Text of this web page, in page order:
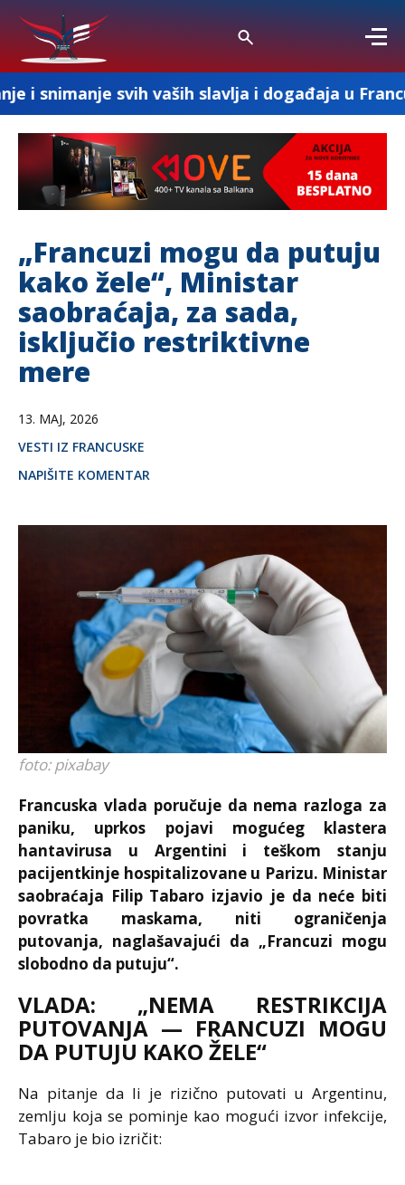
vaših slavlja i događaja u Francuskoj
„Francuzi mogu da putuju
kako žele“, Ministar
saobraćaja, za sada,
isključio restriktivne
mere
13. MAJ, 2026
VESTI IZ FRANCUSKE
NAPIŠITE KOMENTAR
foto: pixabay
Francuska vlada poručuje da nema razloga za
paniku, uprkos pojavi mogućeg klastera
hantavirusa u Argentini i teškom stanju
pacijentkinje hospitalizovane u Parizu. Ministar
saobraćaja Filip Tabaro izjavio je da neće biti
povratka maskama, niti ograničenja
putovanja, naglašavajući da „Francuzi mogu
slobodno da putuju“.
VLADA: „NEMA RESTRIKCIJA
PUTOVANJA — FRANCUZI MOGU
DA PUTUJU KAKO ŽELE“
Na pitanje da li je rizično putovati u Argentinu,
zemlju koja se pominje kao mogući izvor infekcije,
Tabaro je bio izričit: